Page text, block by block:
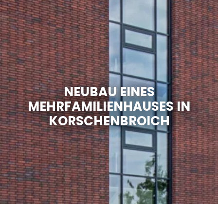
NEUBAU EINES
MEHRFAMILIENHAUSES IN
KORSCHENBROICH